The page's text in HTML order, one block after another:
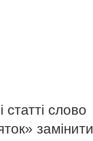
статті слово
замінити